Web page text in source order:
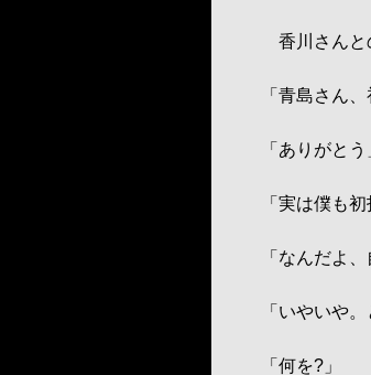
香川さんと
「青島さん
「ありがとう
「実は僕も
「なんだよ、
「いやいや
「何を?」